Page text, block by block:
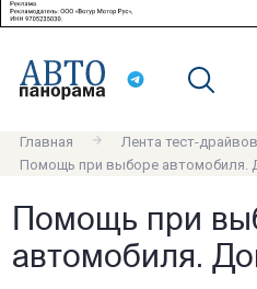
Главная
Лента тест-драйвов
Помощь при выборе автомобиля.
Помощь при
автомобиля.